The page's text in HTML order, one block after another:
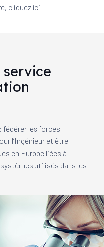
cliquez ici
service
fédérer les forces
l’Ingénieur et être
en Europe liées à
utilisés dans les